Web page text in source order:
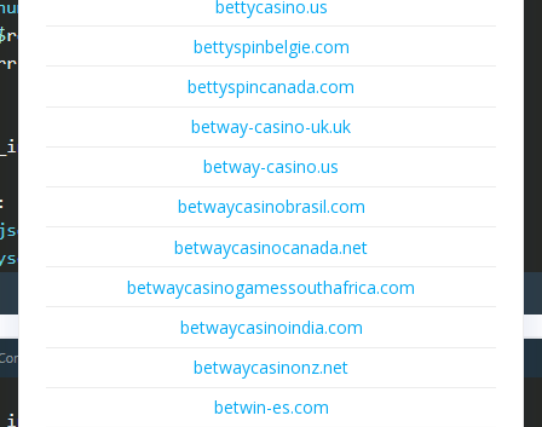
bettycasino.us
bettyspinbelgie.com
bettyspincanada.com
betway-casino-uk.uk
betway-casino.us
betwaycasinobrasil.com
betwaycasinocanada.net
betwaycasinogamessouthafrica.com
betwaycasinoindia.com
betwaycasinonz.net
betwin-es.com